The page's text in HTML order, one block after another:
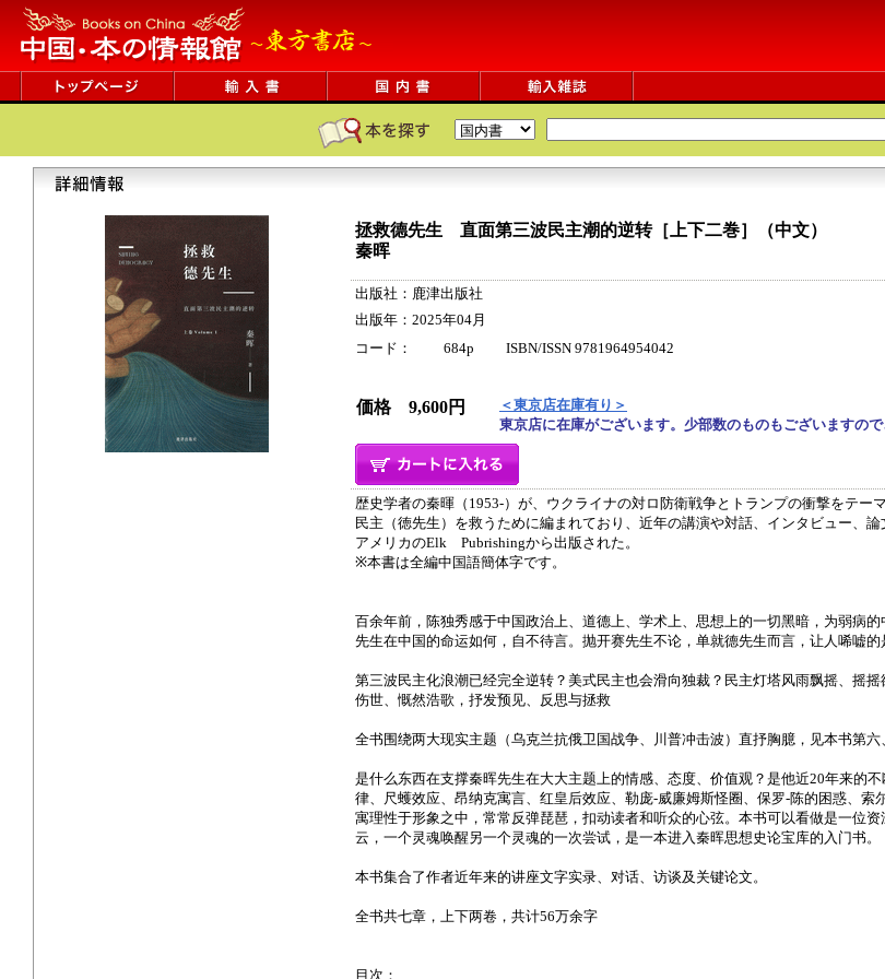
拯救德先生 直面第三波民主潮的逆转［上下二巻］（中文）
秦晖
出版社：鹿津出版社
出版年：2025年04月
コード： 684p ISBN/ISSN 9781964954042
価格 9,600円
＜東京店在庫有り＞
東京店に在庫がございます。少部数のものもございますの
歴史学者の秦暉（1953-）が、ウクライナの対ロ防衛戦争とトランプの衝撃をテー
民主（徳先生）を救うために編まれており、近年の講演や対話、インタビュー、論
アメリカのElk Pubrishingから出版された。
※本書は全編中国語簡体字です。
百余年前，陈独秀感于中国政治上、道德上、学术上、思想上的一切黑暗，为弱
先生在中国的命运如何，自不待言。抛开赛先生不论，单就德先生而言，让人唏嘘
第三波民主化浪潮已经完全逆转？美式民主也会滑向独裁？民主灯塔风雨飘摇、摇
伤世、慨然浩歌，抒发预见、反思与拯救
全书围绕两大现实主题（乌克兰抗俄卫国战争、川普冲击波）直抒胸臆，见本书第
是什么东西在支撑秦晖先生在大大主题上的情感、态度、价值观？是他近20年来的
律、尺蠖效应、昂纳克寓言、红皇后效应、勒庞-威廉姆斯怪圈、保罗-陈的困惑、
寓理性于形象之中，常常反弹琵琶，扣动读者和听众的心弦。本书可以看做是一位
云，一个灵魂唤醒另一个灵魂的一次尝试，是一本进入秦晖思想史论宝库的入门书。
本书集合了作者近年来的讲座文字实录、对话、访谈及关键论文。
全书共七章，上下两卷，共计56万余字
目次：